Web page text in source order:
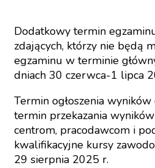
Dodatkowy termin
zdających, którzy nie będą
egzaminu w terminie
dniach 30 czerwca-1 lipca
Termin ogłoszenia
termin przekazania
centrom, pracodawcom i
kwalifikacyjne kursy
29 sierpnia 2025 r.